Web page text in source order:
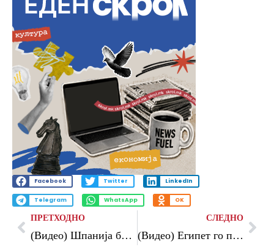
Facebook Twitter LinkedIn
Telegram WhatsApp OK
ПРЕТХОДНО
(Видео) Шпанија без мака против Саудиска Арабија
СЛЕДНО
(Видео) Египет го победи Нов Зеланд, Зеленортските острови го шокираа и Уругвај